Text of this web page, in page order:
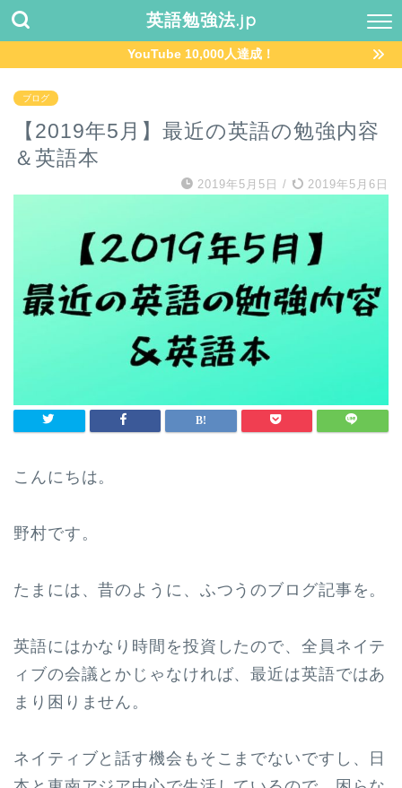
英語勉強法.jp
YouTube 10,000人達成！
ブログ
【2019年5月】最近の英語の勉強内容
＆英語本
2019年5月5日 / 2019年5月6日
こんにちは。
野村です。
たまには、昔のように、ふつうのブログ記事を。
英語にはかなり時間を投資したので、全員ネイテ
ィブの会議とかじゃなければ、最近は英語ではあ
まり困りません。
ネイティブと話す機会もそこまでないですし、日